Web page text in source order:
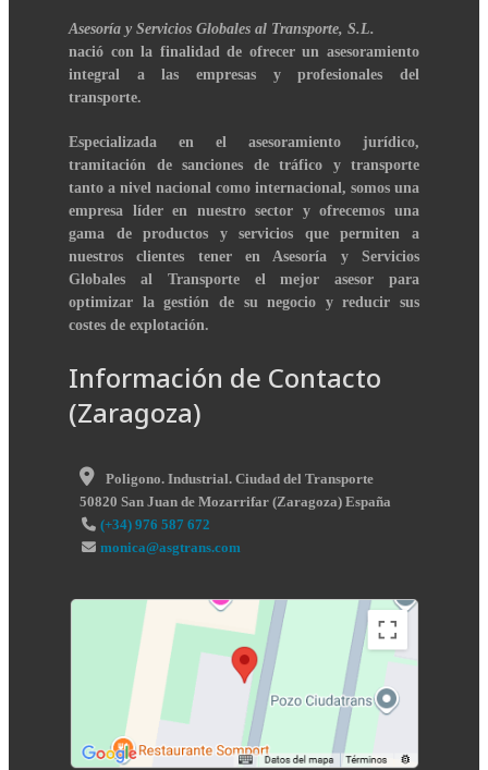
Asesoría y Servicios Globales al Transporte, S.L.
nació con la finalidad de ofrecer un asesoramiento
integral a las empresas y profesionales del
transporte.
Especializada en el asesoramiento jurídico,
tramitación de sanciones de tráfico y transporte
tanto a nivel nacional como internacional, somos una
empresa líder en nuestro sector y ofrecemos una
gama de productos y servicios que permiten a
nuestros clientes tener en Asesoría y Servicios
Globales al Transporte el mejor asesor para
optimizar la gestión de su negocio y reducir sus
costes de explotación.
Información de Contacto
(Zaragoza)
Poligono. Industrial. Ciudad del Transporte
50820 San Juan de Mozarrifar (Zaragoza) España
(+34) 976 587 672
monica@asgtrans.com